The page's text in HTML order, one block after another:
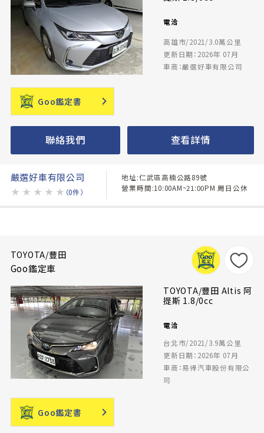
電洽
高雄市/2021/3.0萬公里
更新日期：2026年 07月
車商：嚴選好車有限公司
Goo鑑定書
聯絡我們 查看詳情
嚴選好車有限公司
★ ★ ★ ★ ★ （0件）
地址:仁武區高楠公路89號
營業時間:10:00AM~21:00PM 周日公休
TOYOTA/豐田
Goo鑑定車
TOYOTA/豐田 Altis 阿
提斯 1.8/0cc
電洽
台北市/2021/3.9萬公里
更新日期：2026年 07月
車商：易得汽車股份有限公
司
Goo鑑定書